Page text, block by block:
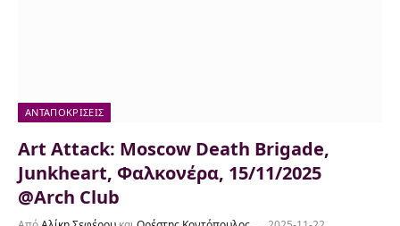
ΑΝΤΑΠΟΚΡΊΣΕΙΣ
Art Attack: Moscow Death Brigade,
Junkheart, Φαλκονέρα, 15/11/2025
@Arch Club